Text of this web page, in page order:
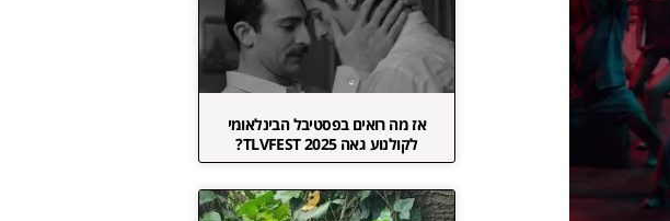
אז מה רואים בפסטיבל הבינלאומי
לקולנוע גאה TLVFEST 2025?